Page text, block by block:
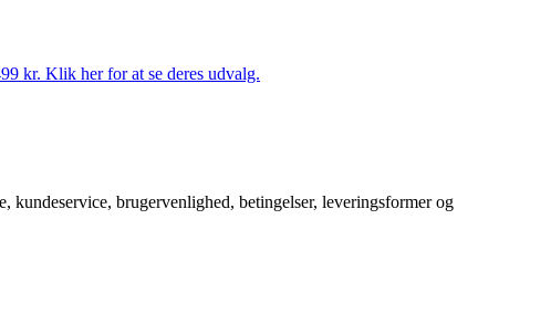
kr. Klik her for at se deres udvalg.
kundeservice, brugervenlighed, betingelser, leveringsformer og